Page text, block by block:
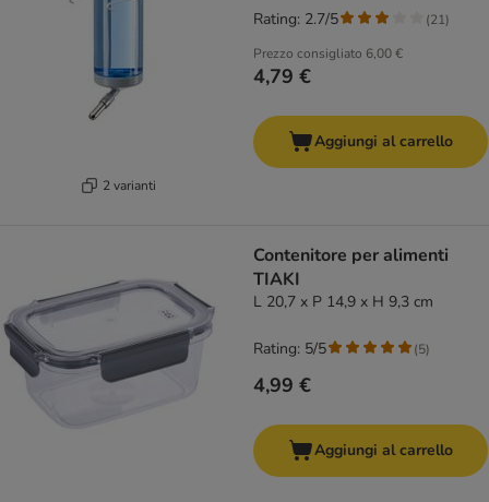
2 varianti
Prezzo consigliato 6,00 €
4,79 €
Rating: 2.7/5 (21)
Aggiungi al carrello
Contenitore per alimenti
TIAKI
L 20,7 x P 14,9 x H 9,3 cm
4,99 €
Rating: 5/5 (5)
Aggiungi al carrello